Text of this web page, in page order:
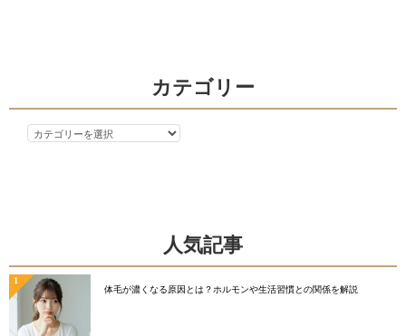
カテゴリー
カ
人気記事
体毛が濃くなる原因とは？ホルモンや生活習慣との関係を解説